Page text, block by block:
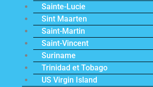
Sainte-Lucie
Sint Maarten
Saint-Martin
Saint-Vincent
Suriname
Trinidad et Tobago
US Virgin Island